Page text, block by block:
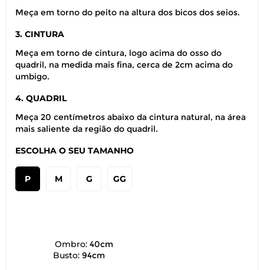
Meça em torno do peito na altura dos bicos dos seios.
3. CINTURA
Meça em torno de cintura, logo acima do osso do
quadril, na medida mais fina, cerca de 2cm acima do
umbigo.
4. QUADRIL
Meça 20 centímetros abaixo da cintura natural, na área
mais saliente da região do quadril.
ESCOLHA O SEU TAMANHO
P M G GG
Ombro: 40cm
Busto: 94cm